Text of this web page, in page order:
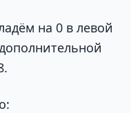
на 0 в левой